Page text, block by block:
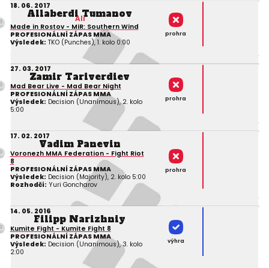
18. 06. 2017
Allaberdi Tumanov
Ali
Made in Rostov - MiR: Southern Wind
PROFESIONÁLNÍ ZÁPAS MMA
Výsledek: TKO (Punches), 1. kolo 0:00
prohra
27. 03. 2017
Zamir Tariverdiev
Mad Bear Live - Mad Bear Night
PROFESIONÁLNÍ ZÁPAS MMA
Výsledek: Decision (Unanimous), 2. kolo
5:00
prohra
17. 02. 2017
Vadim Panevin
Voronezh MMA Federation - Fight Riot
8
PROFESIONÁLNÍ ZÁPAS MMA
Výsledek: Decision (Majority), 2. kolo 5:00
Rozhodčí: Yuri Goncharov
prohra
14. 05. 2016
Filipp Narizhniy
Kumite Fight - Kumite Fight 8
PROFESIONÁLNÍ ZÁPAS MMA
Výsledek: Decision (Unanimous), 3. kolo
2:00
výhra